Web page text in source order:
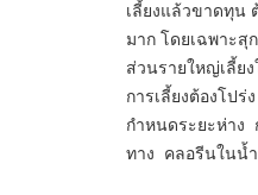
เลี้ยงแล้วขาดทุน
มาก โดยเฉพาะสุ
ส่วนรายใหญ่เลี้ย
การเลี้ยงต้องโป
กำหนดระยะห่าง
ทาง คลอรีนในน้